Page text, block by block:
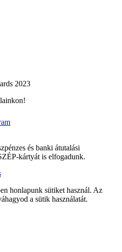
és banki átutalási
kártyát is elfogadunk.
honlapunk sütiket használ. Az
a sütik használatát.